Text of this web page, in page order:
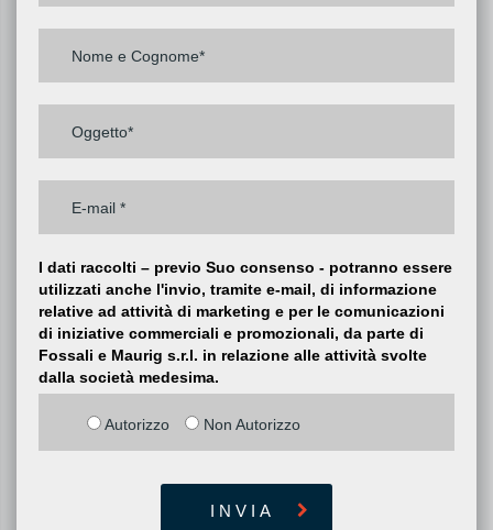
I dati raccolti – previo Suo consenso - potranno essere
utilizzati anche l'invio, tramite e-mail, di informazione
relative ad attività di marketing e per le comunicazioni
di iniziative commerciali e promozionali, da parte di
Fossali e Maurig s.r.l. in relazione alle attività svolte
dalla società medesima.
Autorizzo Non Autorizzo
INVIA